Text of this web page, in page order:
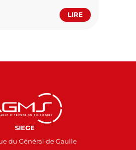
LIRE
SIEGE
du Général de Gaulle